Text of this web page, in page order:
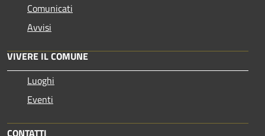
Comunicati
Avvisi
VIVERE IL COMUNE
Luoghi
Eventi
CONTATTI